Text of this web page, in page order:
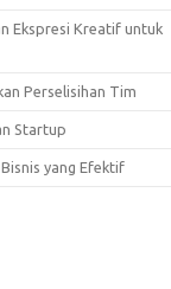
Ekspresi Kreatif untuk
Perselisihan Tim
Startup
yang Efektif